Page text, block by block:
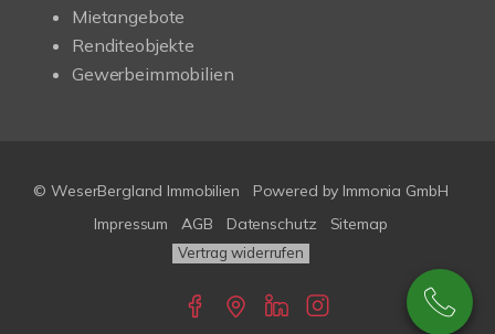
Mietangebote
Renditeobjekte
Gewerbeimmobilien
© WeserBergland Immobilien Powered by Immonia GmbH
Impressum
AGB Datenschutz Sitemap
Vertrag widerrufen